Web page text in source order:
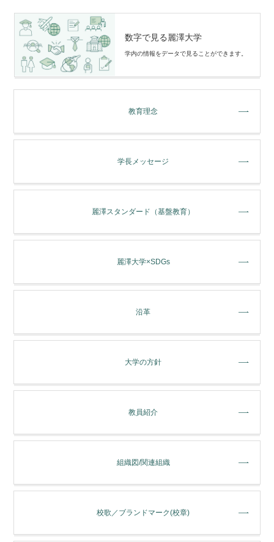
数字で見る麗澤大学
学内の情報をデータで⾒ることができます。
教育理念
学長メッセージ
麗澤スタンダード（基盤教育）
麗澤大学×SDGs
沿革
大学の方針
教員紹介
組織図/関連組織
校歌／ブランドマーク(校章)